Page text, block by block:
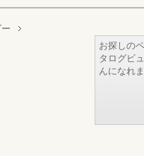
お探しの
タログビ
んになれま